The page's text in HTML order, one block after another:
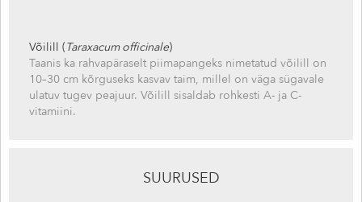
Võilill (Taraxacum officinale)
Taanis ka rahvapäraselt piimapangeks nimetatud võilill on
10–30 cm kõrguseks kasvav taim, millel on väga sügavale
ulatuv tugev peajuur. Võilill sisaldab rohkesti A- ja C-
vitamiini.
SUURUSED